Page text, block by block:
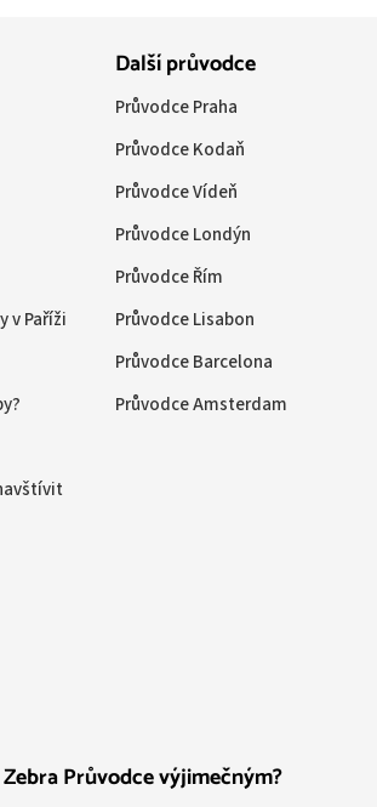
Průvodce výjimečným?
v Paříži
Další průvodce
Průvodce Praha
Průvodce Kodaň
Průvodce Vídeň
Průvodce Londýn
Průvodce Řím
Průvodce Lisabon
Průvodce Barcelona
Průvodce Amsterdam